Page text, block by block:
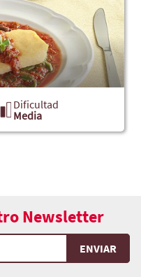
Dificultad
Media
Newsletter